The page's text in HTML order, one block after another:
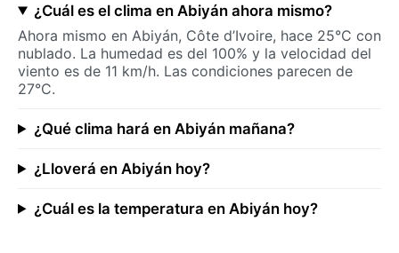
¿Cuál es el clima en Abiyán ahora mismo?
Ahora mismo en Abiyán, Côte d’Ivoire, hace 25°C con
nublado. La humedad es del 100% y la velocidad del
viento es de 11 km/h. Las condiciones parecen de
27°C.
¿Qué clima hará en Abiyán mañana?
¿Lloverá en Abiyán hoy?
¿Cuál es la temperatura en Abiyán hoy?